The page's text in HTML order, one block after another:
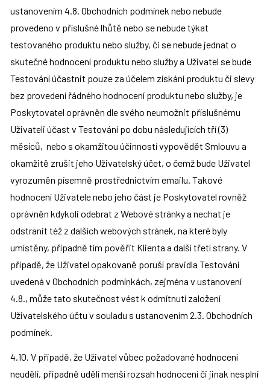
ustanovením 4.8. Obchodních podmínek nebo nebude
provedeno v příslušné lhůtě nebo se nebude týkat
testovaného produktu nebo služby, či se nebude jednat o
skutečné hodnocení produktu nebo služby a Uživatel se bude
Testování účastnit pouze za účelem získání produktu či slevy
bez provedení řádného hodnocení produktu nebo služby, je
Poskytovatel oprávněn dle svého neumožnit příslušnému
Uživateli účast v Testování po dobu následujících tří (3)
měsíců,  nebo s okamžitou účinností vypovědět Smlouvu a
okamžitě zrušit jeho Uživatelský účet, o čemž bude Uživatel
vyrozuměn písemně prostřednictvím emailu. Takové
hodnocení Uživatele nebo jeho část je Poskytovatel rovněž
oprávněn kdykoli odebrat z Webové stránky a nechat je
odstranit též z dalších webových stránek, na které byly
umístěny, případně tím pověřit Klienta a další třetí strany. V
případě, že Uživatel opakovaně poruší pravidla Testování
uvedená v Obchodních podmínkách, zejména v ustanovení
4.8., může tato skutečnost vést k odmítnutí založení
Uživatelského účtu v souladu s ustanovením 2.3. Obchodních
podmínek.
4.10. V případě, že Uživatel vůbec požadované hodnocení
neudělí, případně udělí menší rozsah hodnocení či jinak nesplní